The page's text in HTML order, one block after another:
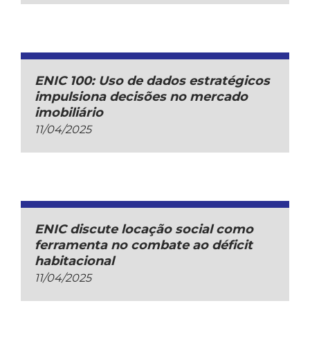
ENIC 100: Uso de dados estratégicos
impulsiona decisões no mercado
imobiliário
11/04/2025
ENIC discute locação social como
ferramenta no combate ao déficit
habitacional
11/04/2025